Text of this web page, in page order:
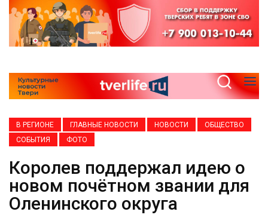
В РЕГИОНЕ ГЛАВНЫЕ НОВОСТИ НОВОСТИ
ОБЩЕСТВО
СОБЫТИЯ
ФОТО
Королев поддержал идею о
новом почётном звании для
Оленинского округа